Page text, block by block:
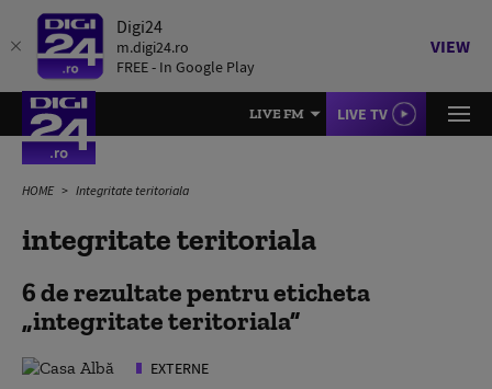
Digi24
m.digi24.ro
FREE - In Google Play
VIEW
LIVE FM LIVE TV
HOME Integritate teritoriala
integritate teritoriala
6 de rezultate pentru eticheta
integritate teritoriala
EXTERNE